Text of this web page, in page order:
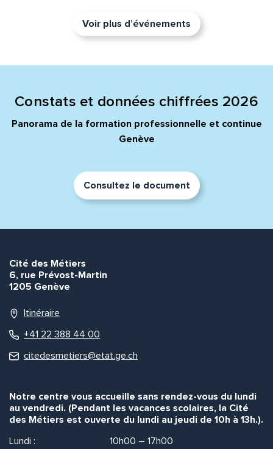
Voir plus d’événements
Constats et données chiffrées 2026
Panorama de la formation professionnelle et continue
Genève
Consultez le document
Cité des Métiers
6, rue Prévost-Martin
1205 Genève
Itinéraire
+41 22 388 44 00
citedesmetiers@etat.ge.ch
Notre centre vous accueille sans rendez-vous du lundi
au vendredi. (Pendant les vacances scolaires, la Cité
des Métiers est ouverte du lundi au jeudi de 10h à 13h.).
Lundi :
10h00 – 17h00